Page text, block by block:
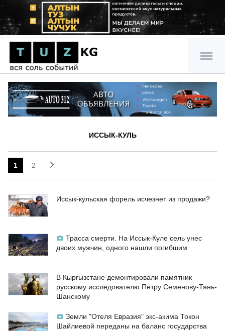
ИССЫК-КУЛЬ
1 2
Иссык-кульская форель исчезнет из продажи?
Трасса смерти. На Иссык-Куле сель унес
двоих мужчин, одного нашли погибшим
В Кыргызстане демонтировали памятник
русскому исследователю Петру Семенову-Тянь-
Шанскому
Земли "Отеля Евразия" экс-акима Токон
Шайлиевой переданы на баланс государства